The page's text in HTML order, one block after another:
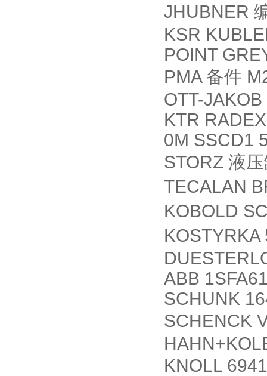
JHUBNER
KSR
POINT
PMA 备件
OTT-
KTR
0M SSCD1
STORZ 液
TECALAN
KOBOLD
ABB
SCHUNK
SCHENCK
KNOLL